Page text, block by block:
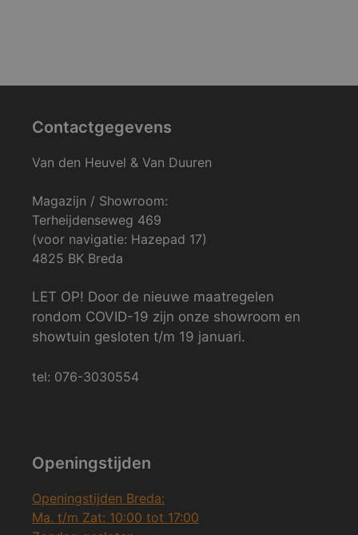
Contactgegevens
Van den Heuvel & Van Duuren
Magazijn / Showroom:
Terheijdenseweg 469
(voor navigatie: Hazepad 17)
4825 BK Breda
LET OP! Door de nieuwe maatregelen
rondom COVID-19 zijn onze showroom en
showtuin gesloten t/m 19 januari.
tel: 076-3030554
Openingstijden
Openingstijden Breda:
Ma. t/m Zat: 10:00 tot 17:00